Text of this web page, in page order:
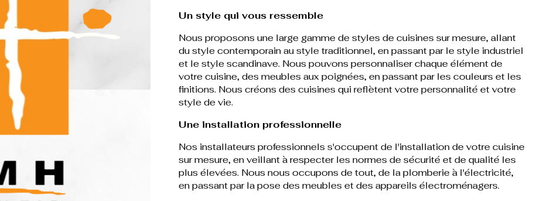
Un style qui vous ressemble
Nous proposons une large gamme de styles de cuisines sur mesure, allant
du style contemporain au style traditionnel, en passant par le style industriel
et le style scandinave. Nous pouvons personnaliser chaque élément de
votre cuisine, des meubles aux poignées, en passant par les couleurs et les
finitions. Nous créons des cuisines qui reflètent votre personnalité et votre
style de vie.
Une installation professionnelle
Nos installateurs professionnels s'occupent de l'installation de votre cuisine
sur mesure, en veillant à respecter les normes de sécurité et de qualité les
plus élevées. Nous nous occupons de tout, de la plomberie à l'électricité,
en passant par la pose des meubles et des appareils électroménagers.